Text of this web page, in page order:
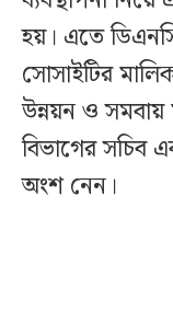
হয়। এতে
সোসাইটির
উন্নয়ন ও সমবায়
বিভাগের সচিব
অংশ নেন।